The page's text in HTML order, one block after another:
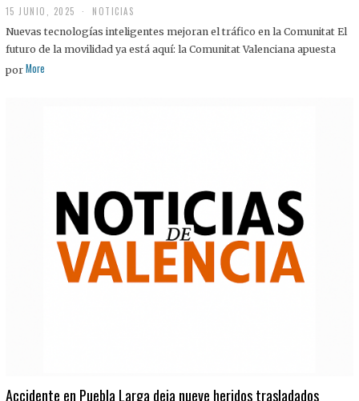
15 JUNIO, 2025 NOTICIAS
Nuevas tecnologías inteligentes mejoran el tráfico en la Comunitat El
futuro de la movilidad ya está aquí: la Comunitat Valenciana apuesta
por More
Accidente en Puebla Larga deja nueve heridos trasladados